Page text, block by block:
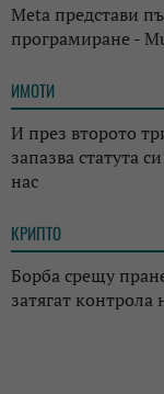
Meta представи
програмиране -
ИМОТИ
И през второто
запазва статута
нас
КРИПТО
Борба срещу
затягат контрола